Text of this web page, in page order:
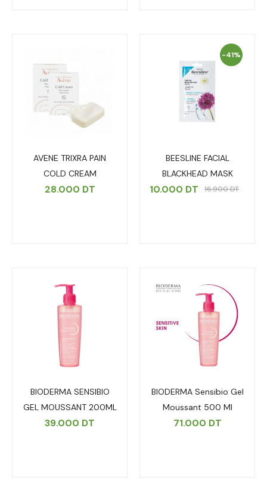
AVENE TRIXRA PAIN
COLD CREAM
28.000 DT
-41%
BEESLINE FACIAL
BLACKHEAD MASK
16.900DT
10.000 DT
BIODERMA SENSIBIO
GEL MOUSSANT 200ML
39.000 DT
BIODERMA Sensibio Gel
Moussant 500 Ml
71.000 DT